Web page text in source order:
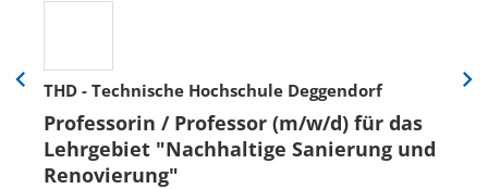
THD - Technische Hochschule Deggendorf
Professorin / Professor (m/w/d) für das
Lehrgebiet "Nachhaltige Sanierung und
Renovierung"
Eine
zurück
Eine